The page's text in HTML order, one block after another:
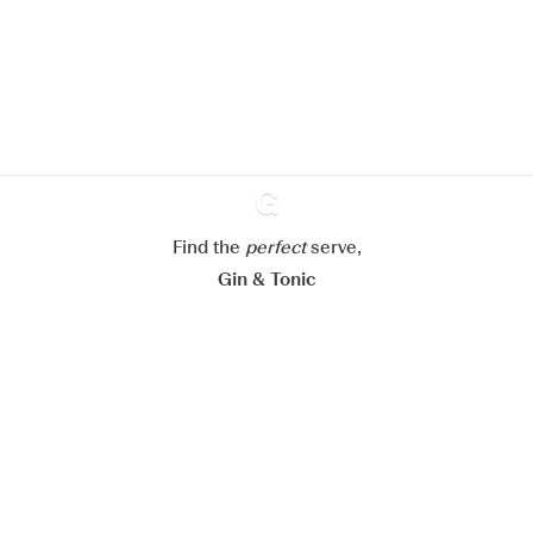
Ginventory
Find the perfectserve,
Gin & Tonic
Paramétrer mes cookies
Refuser tout Accepter tout